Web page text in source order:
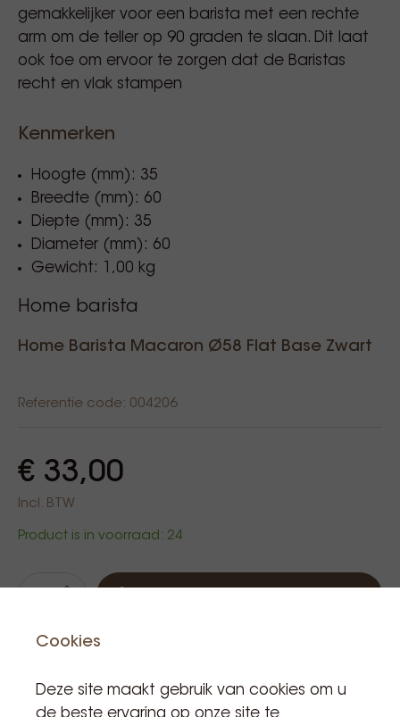
gemakkelijker voor een barista met een rechte
arm om de teller op 90 graden te slaan. Dit laat
ook toe om ervoor te zorgen dat de Baristas
recht en vlak stampen
Kenmerken
Hoogte (mm): 35
Breedte (mm): 60
Diepte (mm): 35
Diameter (mm): 60
Gewicht: 1,00 kg
Home barista
Home Barista Macaron Ø58 Flat Base Zwart
Referentie code: 004206
€ 33,00
Incl. BTW
Product is in voorraad: 24
Cookies
Deze site maakt gebruik van cookies om u
de beste ervaring op onze site te